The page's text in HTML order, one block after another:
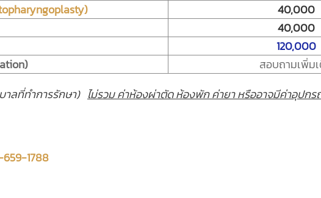
40,000
40,000
120,000
สอบถามเพิ่ม
าลที่ทำการรักษา) ไม่รวม ค่าห้องผ่าตัด ห้องพัก ค่ายา หรืออาจมีค่าอุปก
659-1788